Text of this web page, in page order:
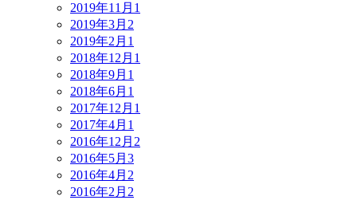
2019年11月 1
2019年3月 2
2019年2月 1
2018年12月 1
2018年9月 1
2018年6月 1
2017年12月 1
2017年4月 1
2016年12月 2
2016年5月 3
2016年4月 2
2016年2月 2